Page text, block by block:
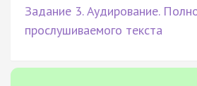
Задание 3. Аудирование.
прослушиваемого текста